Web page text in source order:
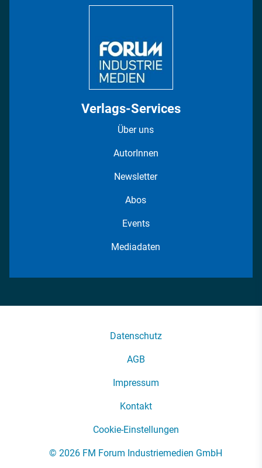
Verlags-Services
Über uns
AutorInnen
Newsletter
Abos
Events
Mediadaten
Datenschutz
AGB
Impressum
Kontakt
Cookie-Einstellungen
© 2026 FM Forum Industriemedien GmbH